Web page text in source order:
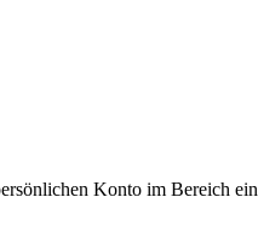
Konto im Bereich ein